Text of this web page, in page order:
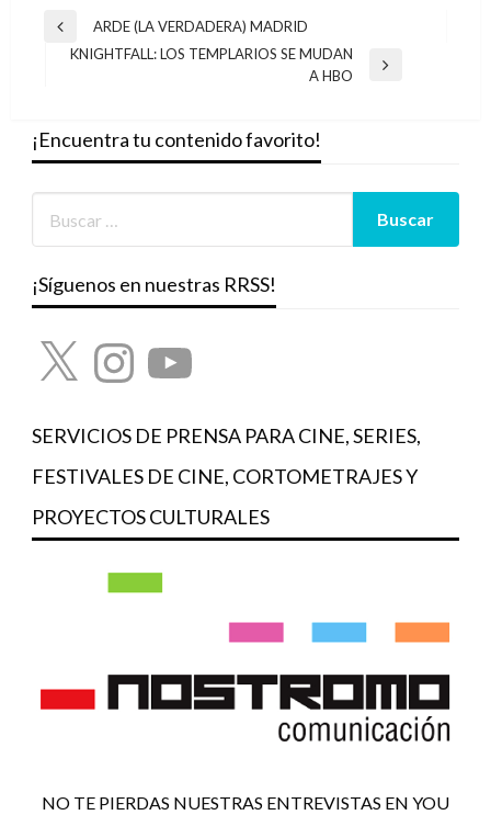
Navegación
Entrada
anterior
ARDE (LA VERDADERA) MADRID
KNIGHTFALL: LOS TEMPLARIOS SE MUDAN
A HBO
¡Encuentra tu contenido favorito!
¡Síguenos en nuestras RRSS!
X InstagramYouTube
SERVICIOS DE PRENSA PARA CINE, SERIES,
FESTIVALES DE CINE, CORTOMETRAJES Y
PROYECTOS CULTURALES
NO TE PIERDAS NUESTRAS ENTREVISTAS EN YOU